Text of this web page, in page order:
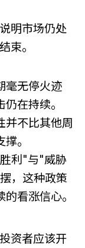
明市场仍处
束。
毫无停火迹
在持续。
并不比其他周
。
利"与"威胁
，这种政策
看涨信心。
资者应该开